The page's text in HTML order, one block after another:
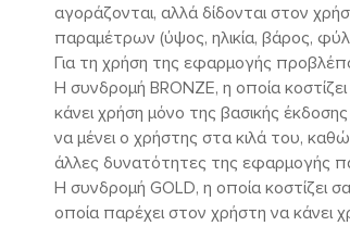
αγοράζονται, αλλά δίδονται στον
παραμέτρων (ύψος, ηλικία, βάρος,
Για τη χρήση της εφαρμογής
Η συνδρομή BRONZE, η οποία
κάνει χρήση μόνο της βασικής
να μένει ο χρήστης στα κιλά του,
άλλες δυνατότητες της εφαρμογής
Η συνδρομή GOLD, η οποία κοστίζει
οποία παρέχει στον χρήστη να